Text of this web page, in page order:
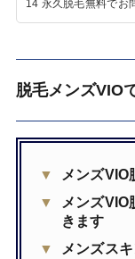
14 永久脱毛無料でお
脱毛メンズVIO
メンズ
メンズ
きます
メンズス